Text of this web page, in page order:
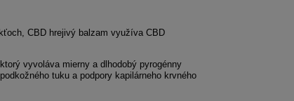
CBD hrejivý balzam využíva CBD
vyvoláva mierny a dlhodobý pyrogénny
tuku a podpory kapilárneho krvného